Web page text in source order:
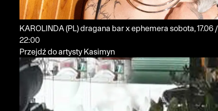
KAROLINDA (PL)dragana bar x ephemera sobota, 17.06 /
22:00
Przejdź do artysty Kasimyn